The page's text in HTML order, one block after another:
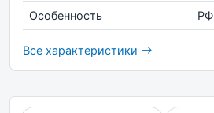
Особенность РФ
Все характеристики